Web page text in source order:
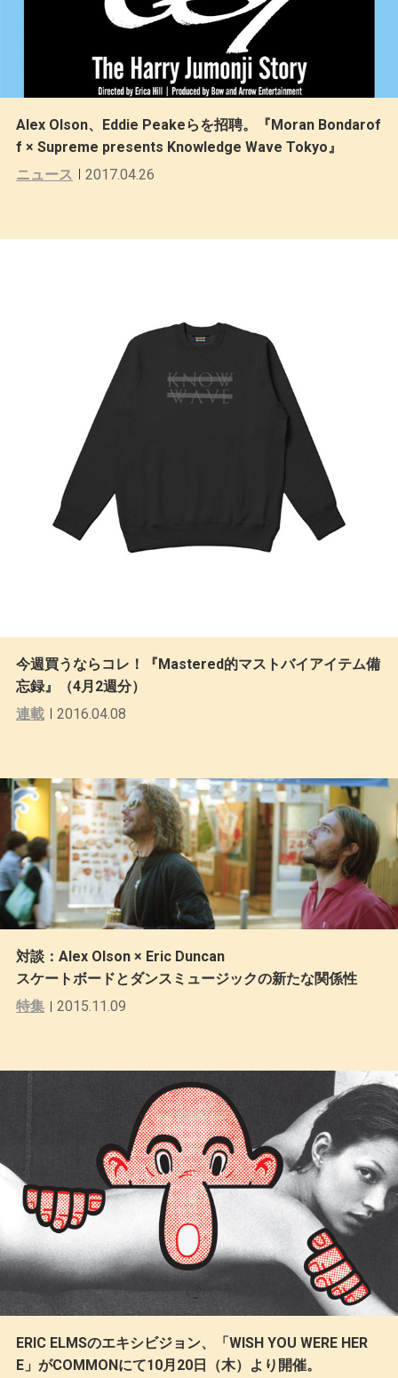
Alex Olson、Eddie Peakeらを招聘。『Moran Bondarof
f × Supreme presents Knowledge Wave Tokyo』
ニュース
2017.04.26
今週買うならコレ！『Mastered的マストバイアイテム備
忘録』（4月2週分）
連載
2016.04.08
対談：Alex Olson × Eric Duncan
スケートボードとダンスミュージックの新たな関係性
特集
2015.11.09
ERIC ELMSのエキシビジョン、「WISH YOU WERE HER
E」がCOMMONにて10月20日（木）より開催。